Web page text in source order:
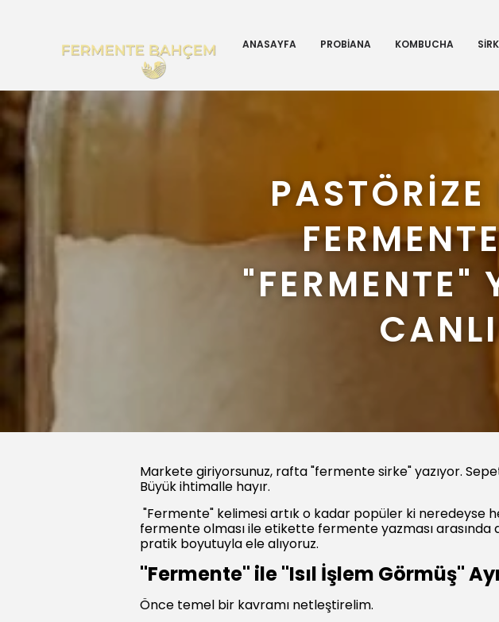
ANASAYFA PROBİANA KOMBUCHA
"FERMENTE"
Markete giriyorsunuz, rafta "fermente sirke" yazıyor.
Büyük ihtimalle hayır.
"Fermente" kelimesi artık o kadar popüler ki neredeyse
fermente olması ile etikette fermente yazması
pratik boyutuyla ele alıyoruz.
"Fermente" ile "Isıl İşlem Görmüş"
Önce temel bir kavramı netleştirelim.